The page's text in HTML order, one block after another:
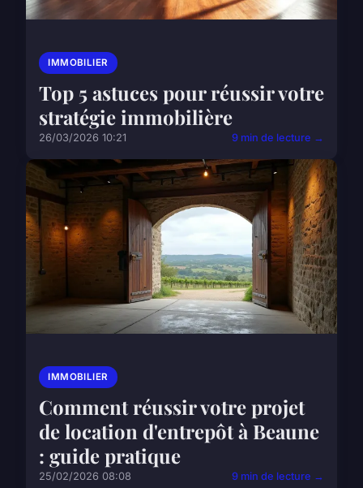
IMMOBILIER
Top 5 astuces pour réussir votre
stratégie immobilière
26/03/2026 10:21 9 min de lecture →
IMMOBILIER
Comment réussir votre projet
de location d'entrepôt à Beaune
: guide pratique
25/02/2026 08:08 9 min de lecture →